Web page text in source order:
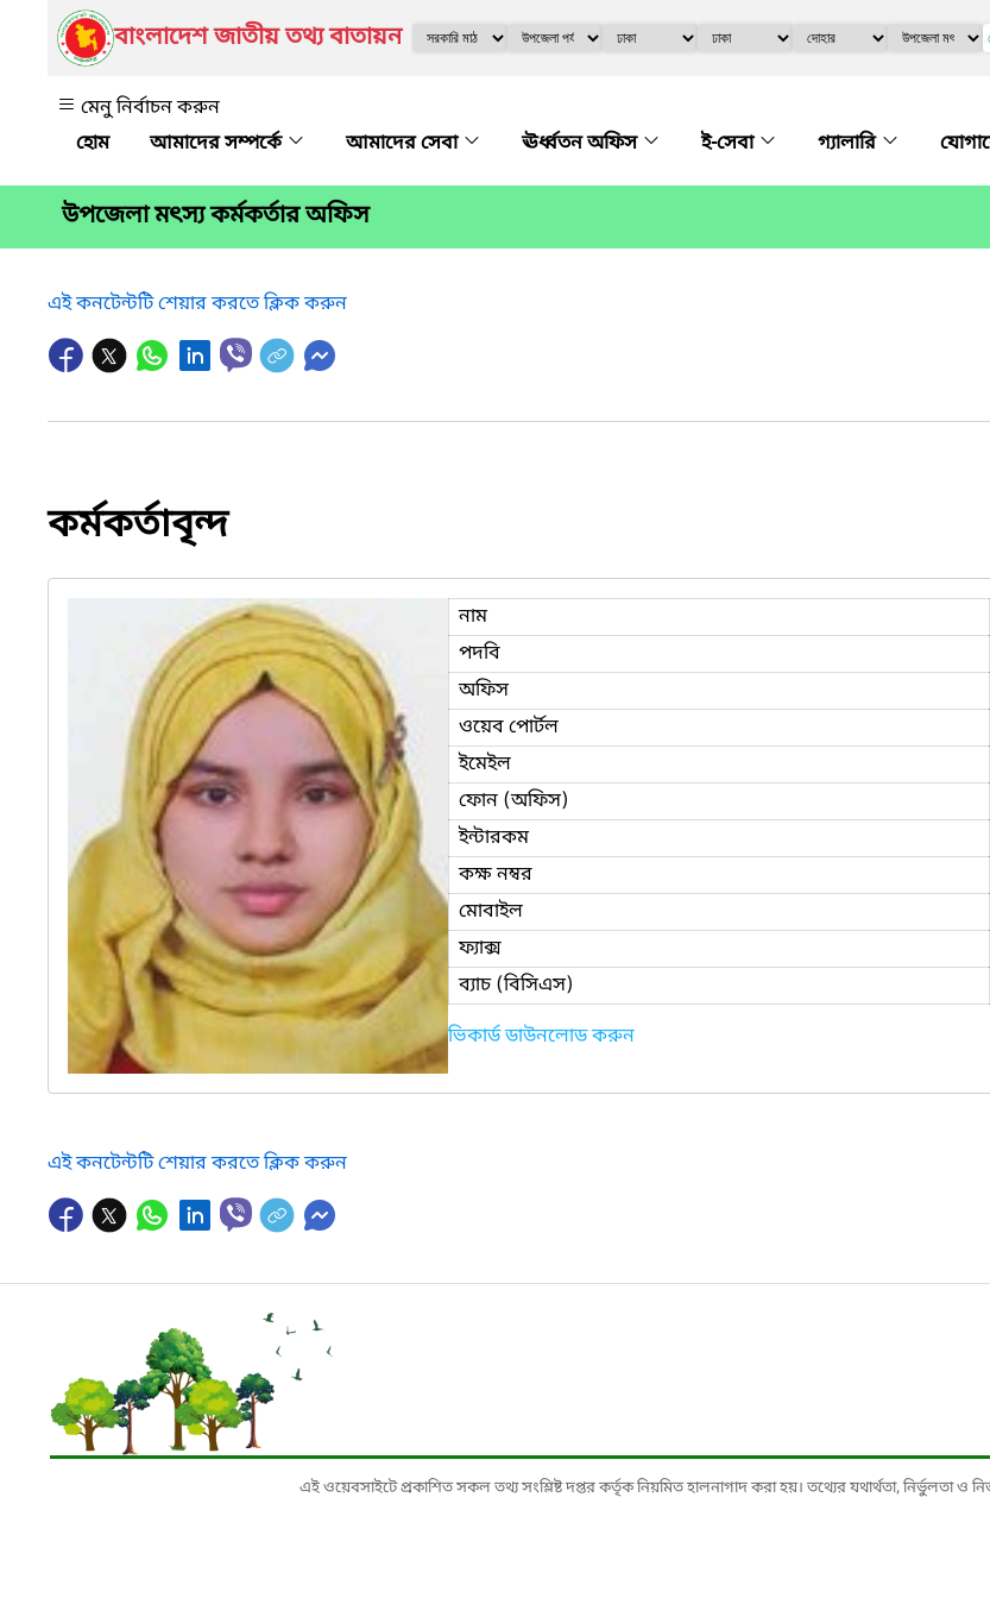
বাংলাদেশ জাতীয় তথ্য বাতায়ন
মেনু নির্বাচন করুন
আমাদের সম্পর্কে
আমাদের সেবা ঊর্ধ্বতন অফিস ই-সেবা গ্যালারি
উপজেলা মৎস্য কর্মকর্তার অফিস
এই কনটেন্টটি শেয়ার করতে ক্লিক করুন
কর্মকর্তাবৃন্দ
নাম
পদবি
অফিস
ওয়েব পোর্টল
ইমেইল
ফোন (অফিস)
ইন্টারকম
কক্ষ নম্বর
মোবাইল
ফ্যাক্স
ব্যাচ (বিসিএস)
ভিকার্ড ডাউনলোড করুন
এই কনটেন্টটি শেয়ার করতে ক্লিক করুন
এই ওয়েবসাইটে প্রকাশিত সকল তথ্য সংশ্লিষ্ট দপ্তর কর্তৃক নিয়মিত হালনাগাদ করা হয়। তথ্যের যথার্থতা, নির্ভুলতা ও